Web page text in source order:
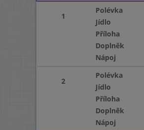
1
Polévka
Jídlo
Příloha
Doplněk
Nápoj
2
Polévka
Jídlo
Příloha
Doplněk
Nápoj